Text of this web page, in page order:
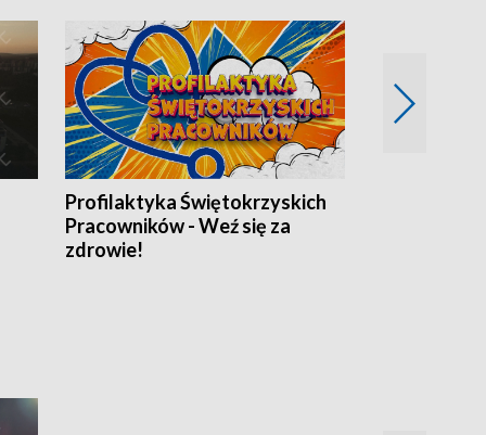
Profilaktyka Świętokrzyskich
Pracowników - Weź się za
zdrowie!